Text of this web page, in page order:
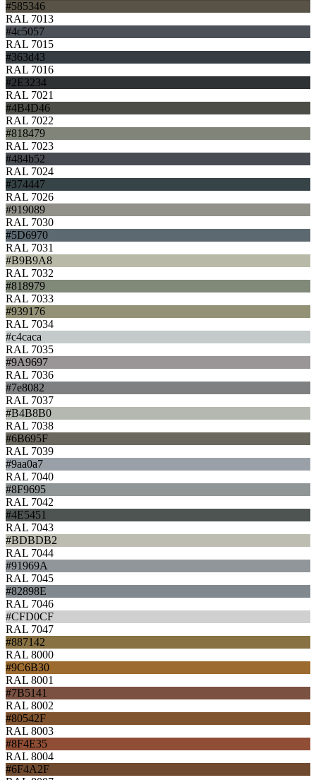
#585346
RAL 7013
#4c5057
RAL 7015
#363d43
RAL 7016
#2E3234
RAL 7021
#4B4D46
RAL 7022
#818479
RAL 7023
#484b52
RAL 7024
#374447
RAL 7026
#919089
RAL 7030
#5D6970
RAL 7031
#B9B9A8
RAL 7032
#818979
RAL 7033
#939176
RAL 7034
#c4caca
RAL 7035
#9A9697
RAL 7036
#7e8082
RAL 7037
#B4B8B0
RAL 7038
#6B695F
RAL 7039
#9aa0a7
RAL 7040
#8F9695
RAL 7042
#4E5451
RAL 7043
#BDBDB2
RAL 7044
#91969A
RAL 7045
#82898E
RAL 7046
#CFD0CF
RAL 7047
#887142
RAL 8000
#9C6B30
RAL 8001
#7B5141
RAL 8002
#80542F
RAL 8003
#8F4E35
RAL 8004
#6F4A2F